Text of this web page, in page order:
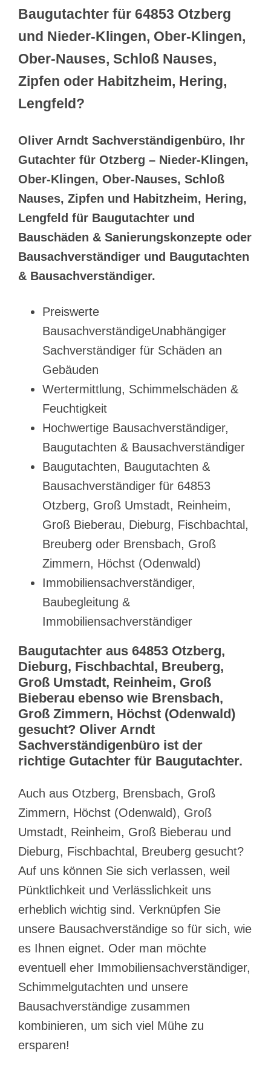
Baugutachter für 64853 Otzberg
und Nieder-Klingen, Ober-Klingen,
Ober-Nauses, Schloß Nauses,
Zipfen oder Habitzheim, Hering,
Lengfeld?
Oliver Arndt Sachverständigenbüro, Ihr
Gutachter für Otzberg – Nieder-Klingen,
Ober-Klingen, Ober-Nauses, Schloß
Nauses, Zipfen und Habitzheim, Hering,
Lengfeld für Baugutachter und
Bauschäden & Sanierungskonzepte oder
Bausachverständiger und Baugutachten
& Bausachverständiger.
Preiswerte
BausachverständigeUnabhängiger
Sachverständiger für Schäden an
Gebäuden
Wertermittlung, Schimmelschäden &
Feuchtigkeit
Hochwertige Bausachverständiger,
Baugutachten & Bausachverständiger
Baugutachten, Baugutachten &
Bausachverständiger für 64853
Otzberg, Groß Umstadt, Reinheim,
Groß Bieberau, Dieburg, Fischbachtal,
Breuberg oder Brensbach, Groß
Zimmern, Höchst (Odenwald)
Immobiliensachverständiger,
Baubegleitung &
Immobiliensachverständiger
Baugutachter aus 64853 Otzberg,
Dieburg, Fischbachtal, Breuberg,
Groß Umstadt, Reinheim, Groß
Bieberau ebenso wie Brensbach,
Groß Zimmern, Höchst (Odenwald)
gesucht? Oliver Arndt
Sachverständigenbüro ist der
richtige Gutachter für Baugutachter.
Auch aus Otzberg, Brensbach, Groß
Zimmern, Höchst (Odenwald), Groß
Umstadt, Reinheim, Groß Bieberau und
Dieburg, Fischbachtal, Breuberg gesucht?
Auf uns können Sie sich verlassen, weil
Pünktlichkeit und Verlässlichkeit uns
erheblich wichtig sind. Verknüpfen Sie
unsere Bausachverständige so für sich, wie
es Ihnen eignet. Oder man möchte
eventuell eher Immobiliensachverständiger,
Schimmelgutachten und unsere
Bausachverständige zusammen
kombinieren, um sich viel Mühe zu
ersparen!